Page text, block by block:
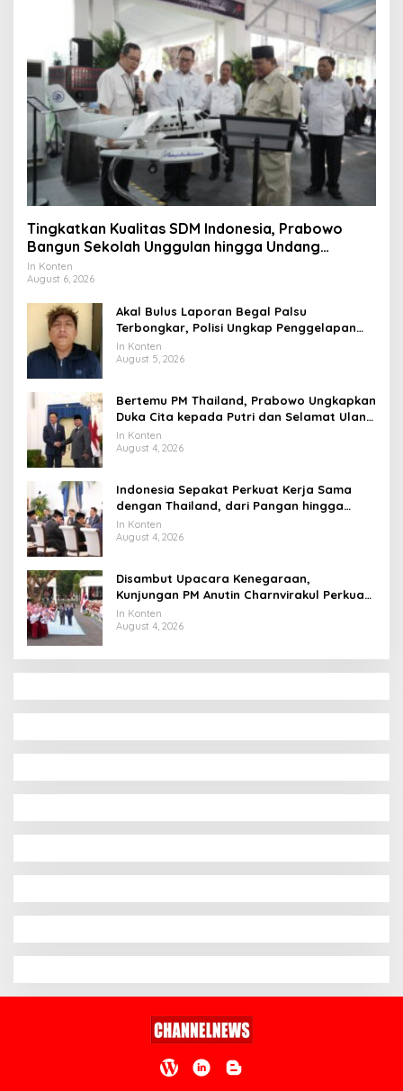
Tingkatkan Kualitas SDM Indonesia, Prabowo
Bangun Sekolah Unggulan hingga Undang
Universitas Terbaik Dunia
In Konten
August 6, 2026
Akal Bulus Laporan Begal Palsu
Terbongkar, Polisi Ungkap Penggelapan
Uang Perusahaan untuk Crypto
In Konten
August 5, 2026
Bertemu PM Thailand, Prabowo Ungkapkan
Duka Cita kepada Putri dan Selamat Ulang
Tahun ke Raja Thailand
In Konten
August 4, 2026
Indonesia Sepakat Perkuat Kerja Sama
dengan Thailand, dari Pangan hingga
Ekonomi Digital
In Konten
August 4, 2026
Disambut Upacara Kenegaraan,
Kunjungan PM Anutin Charnvirakul Perkuat
Hubungan Indonesia-Thailand
In Konten
August 4, 2026